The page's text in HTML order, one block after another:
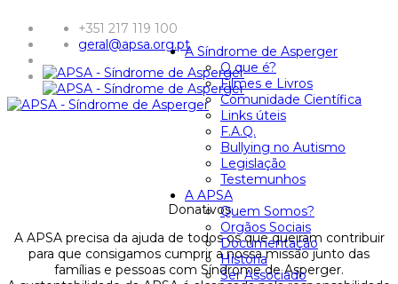
+351 217 119 100
geral@apsa.org.ptA Síndrome de Asperger
O que é?
Filmes e Livros
Comunidade Científica
Links úteis
F.A.Q.
Bullying no Autismo
Legislação
Testemunhos
A APSA
Quem Somos?
Orgãos Sociais
Documentação
História
Ser Associado
Donativos
A APSA precisa da ajuda de todos os que queiram contribuir
para que consigamos cumprir a nossa missão junto das
famílias e pessoas com Síndrome de Asperger.